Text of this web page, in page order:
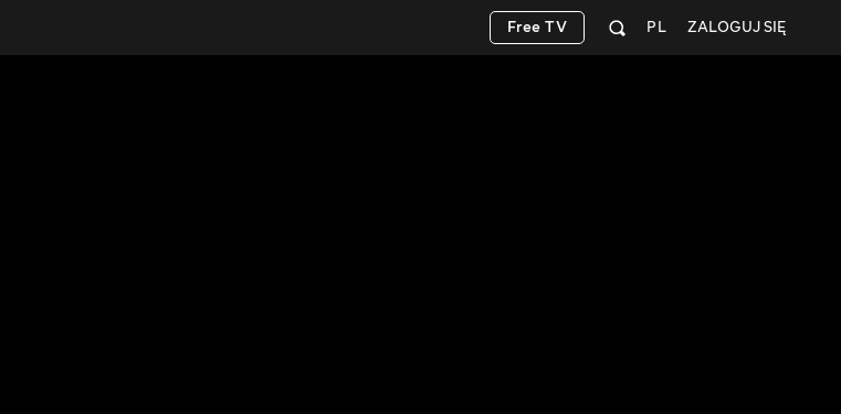
ZALOGUJ SIĘ
PL
Free TV